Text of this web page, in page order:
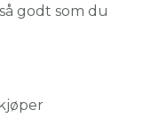
godt som du